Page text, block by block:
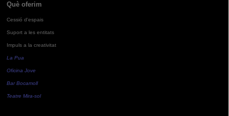
Què oferim
Cessió d'espais
Suport a les entitats
Impuls a la creativitat
La Pua
Oficina Jove
Bar Bocamoll
Teatre Mira-sol